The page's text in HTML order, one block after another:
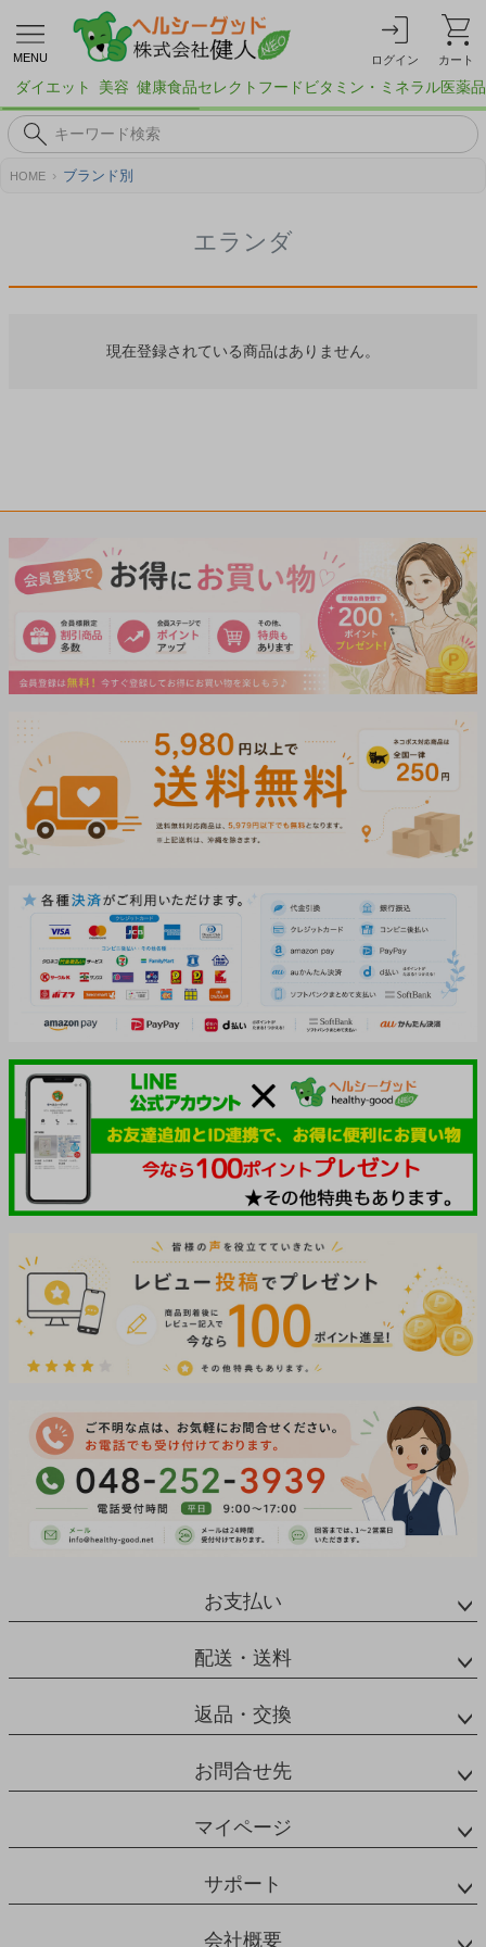
MENU ログイン カート
ダイエット 美容 健康食品セレクトフード ビタミン・ミネラル医薬品
HOME ブランド別
エランダ
現在登録されている商品はありません。
お支払い
配送・送料
返品・交換
お問合せ先
マイページ
サポート
会社概要